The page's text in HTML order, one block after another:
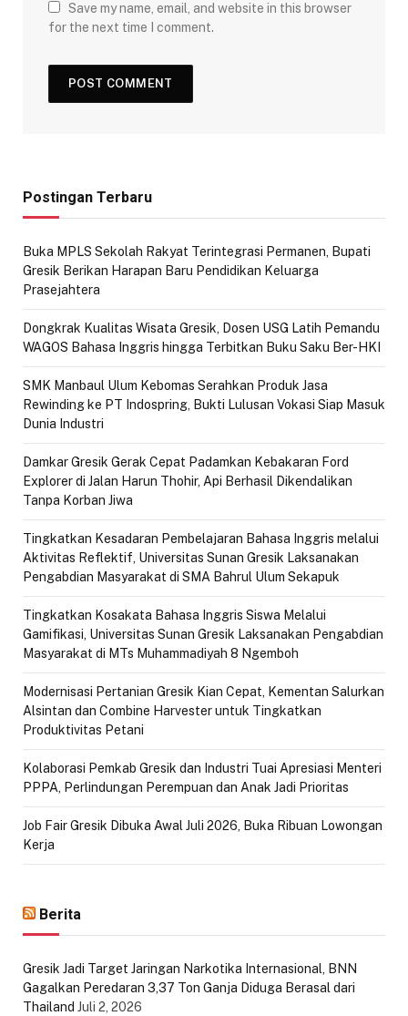
Save my name, email, and website in this browser
for the next time I comment.
Postingan Terbaru
Buka MPLS Sekolah Rakyat Terintegrasi Permanen, Bupati
Gresik Berikan Harapan Baru Pendidikan Keluarga
Prasejahtera
Dongkrak Kualitas Wisata Gresik, Dosen USG Latih Pemandu
WAGOS Bahasa Inggris hingga Terbitkan Buku Saku Ber-HKI
SMK Manbaul Ulum Kebomas Serahkan Produk Jasa
Rewinding ke PT Indospring, Bukti Lulusan Vokasi Siap Masuk
Dunia Industri
Damkar Gresik Gerak Cepat Padamkan Kebakaran Ford
Explorer di Jalan Harun Thohir, Api Berhasil Dikendalikan
Tanpa Korban Jiwa
Tingkatkan Kesadaran Pembelajaran Bahasa Inggris melalui
Aktivitas Reflektif, Universitas Sunan Gresik Laksanakan
Pengabdian Masyarakat di SMA Bahrul Ulum Sekapuk
Tingkatkan Kosakata Bahasa Inggris Siswa Melalui
Gamifikasi, Universitas Sunan Gresik Laksanakan Pengabdian
Masyarakat di MTs Muhammadiyah 8 Ngemboh
Modernisasi Pertanian Gresik Kian Cepat, Kementan Salurkan
Alsintan dan Combine Harvester untuk Tingkatkan
Produktivitas Petani
Kolaborasi Pemkab Gresik dan Industri Tuai Apresiasi Menteri
PPPA, Perlindungan Perempuan dan Anak Jadi Prioritas
Job Fair Gresik Dibuka Awal Juli 2026, Buka Ribuan Lowongan
Kerja
Berita
Gresik Jadi Target Jaringan Narkotika Internasional, BNN
Gagalkan Peredaran 3,37 Ton Ganja Diduga Berasal dari
Thailand Juli 2, 2026